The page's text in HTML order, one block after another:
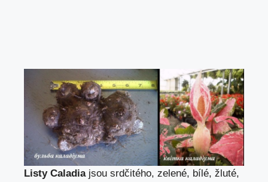
Listy Caladiajsou srdčitého, zelené, bílé, žluté,